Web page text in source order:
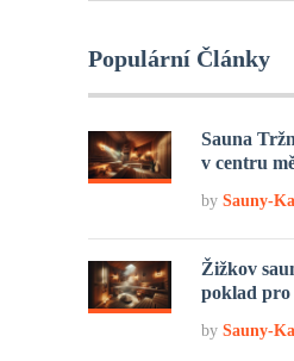
Populární Články
Sauna
v centru
bySauny-
Žižkov
poklad
bySauny-